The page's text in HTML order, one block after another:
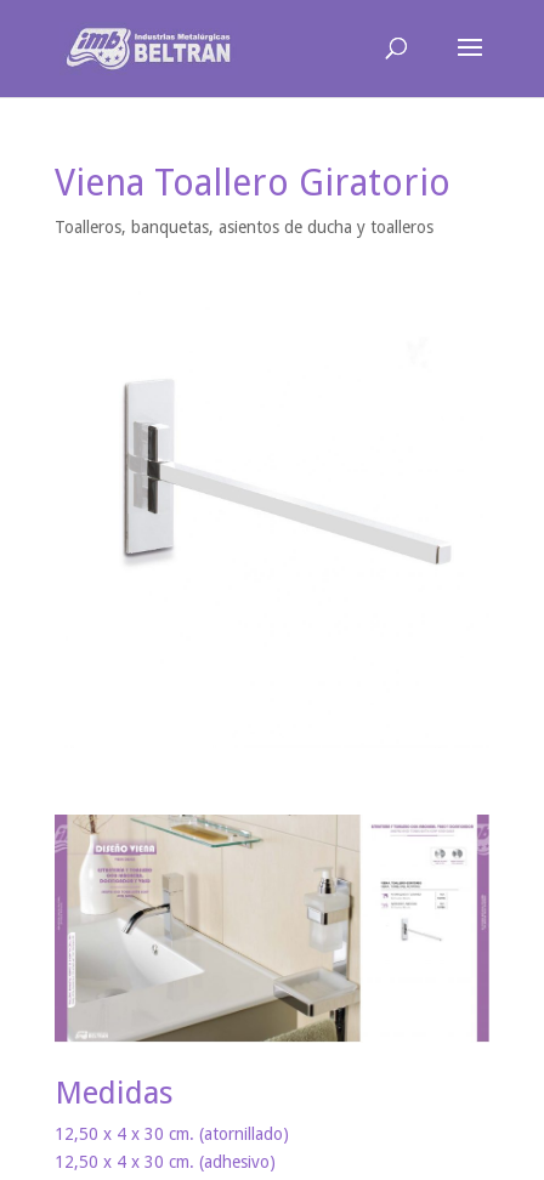
Viena Toallero Giratorio
Toalleros, banquetas, asientos de ducha y toalleros
Medidas
12,50 x 4 x 30 cm. (atornillado)
12,50 x 4 x 30 cm. (adhesivo)